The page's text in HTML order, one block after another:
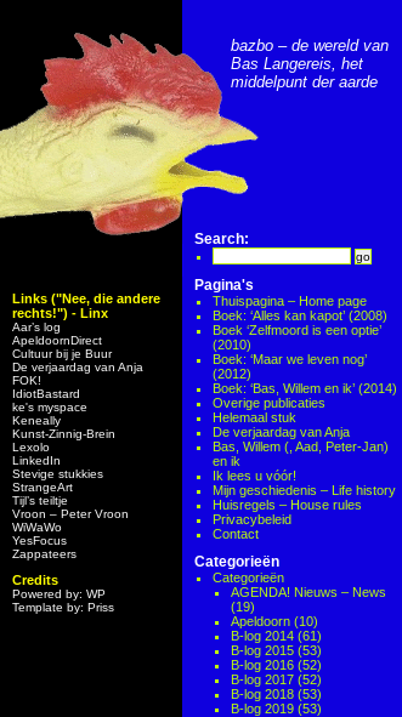
Links ("Nee, die andere
rechts!") - Linx
Aar’s log
ApeldoornDirect
Cultuur bij je Buur
De verjaardag van Anja
FOK!
IdiotBastard
ke's myspace
Keneally
Kunst-Zinnig-Brein
Lexolo
LinkedIn
Stevige stukkies
StrangeArt
Tijl’s teiltje
Vroon – Peter Vroon
WiWaWo
YesFocus
Zappateers
Credits
Powered by: WP
Template by: Priss
bazbo – de wereld van
Bas Langereis, het
middelpunt der aarde
Search:
Pagina's
Thuispagina – Home page
Boek: ‘Alles kan kapot’ (2008)
Boek ‘Zelfmoord is een optie’
(2010)
Boek: ‘Maar we leven nog’
(2012)
Boek: ‘Bas, Willem en ik’ (2014)
Overige publicaties
Helemaal stuk
De verjaardag van Anja
Bas, Willem (, Aad, Peter-Jan)
en ik
Ik lees u vóór!
Mijn geschiedenis – Life history
Huisregels – House rules
Privacybeleid
Contact
Categorieën
Categorieën
AGENDA! Nieuws – News
(19)
Apeldoorn (10)
B-log 2014 (61)
B-log 2015 (53)
B-log 2016 (52)
B-log 2017 (52)
B-log 2018 (53)
B-log 2019 (53)